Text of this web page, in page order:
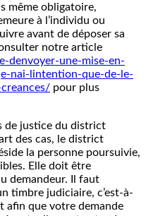
même obligatoire,
à l’individu ou
avant de déposer sa
notre article
denvoyer-une-mise-en-
nai-lintention-que-de-le-
pour plus
de justice du district
des cas, le district
la personne poursuivie,
Elle doit être
demandeur. Il faut
timbre judiciaire, c’est-à-
afin que votre demande